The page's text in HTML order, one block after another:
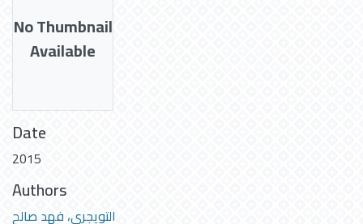
No Thumbnail
Available
Date
2015
Authors
التويجري، فهد صالح